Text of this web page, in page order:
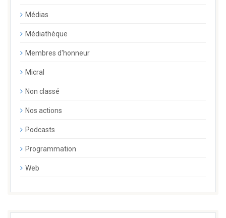
Médias
Médiathèque
Membres d'honneur
Micral
Non classé
Nos actions
Podcasts
Programmation
Web